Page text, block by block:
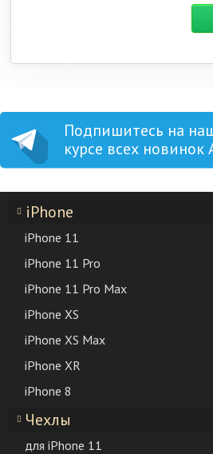
Подпишитесь на
курсе всех новинок
iPhone
iPhone 11
iPhone 11 Pro
iPhone 11 Pro Max
iPhone XS
iPhone XS Max
iPhone XR
iPhone 8
Чехлы
для iPhone 11